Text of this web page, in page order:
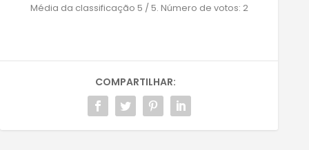
Média da classificação 5 / 5. Número de votos: 2
COMPARTILHAR: